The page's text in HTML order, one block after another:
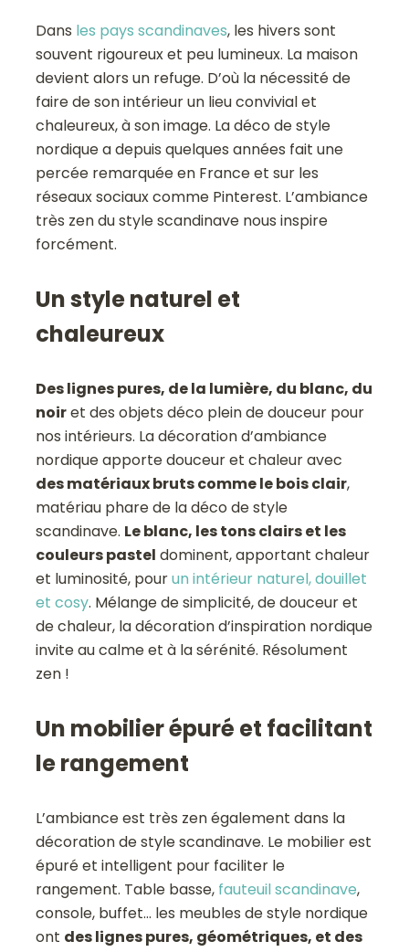
Dans les pays scandinaves, les hivers sont
souvent rigoureux et peu lumineux. La maison
devient alors un refuge. D’où la nécessité de
faire de son intérieur un lieu convivial et
chaleureux, à son image. La déco de style
nordique a depuis quelques années fait une
percée remarquée en France et sur les
réseaux sociaux comme Pinterest. L’ambiance
très zen du style scandinave nous inspire
forcément.
Un style naturel et
chaleureux
Des lignes pures, de la lumière, du blanc, du
noiret des objets déco plein de douceur pour
nos intérieurs. La décoration d’ambiance
nordique apporte douceur et chaleur avec
des matériaux bruts comme le bois clair,
matériau phare de la déco de style
scandinave. Le blanc, les tons clairs et les
couleurs pastel dominent, apportant chaleur
et luminosité, pourun intérieur naturel, douillet
et cosy. Mélange de simplicité, de douceur et
de chaleur, la décoration d’inspiration nordique
invite au calme et à la sérénité. Résolument
zen !
Un mobilier épuré et facilitant
le rangement
L’ambiance est très zen également dans la
décoration de style scandinave. Le mobilier est
épuré et intelligent pour faciliter le
rangement. Table basse, fauteuil scandinave,
console, buffet… les meubles de style nordique
ont des lignes pures, géométriques, et des